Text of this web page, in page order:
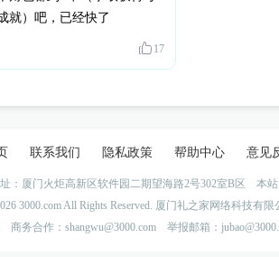
就）吧，已经快了
17
联系我们 隐私政策 帮助中心 意见
：厦门火炬高新区软件园二期望海路2号302室B区 本
3000.com All Rights Reserved. 厦门礼之家网络科技
商务合作：shangwu@3000.com 举报邮箱：